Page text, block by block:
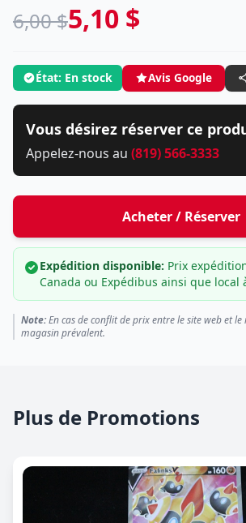
6,00 $5,10 $
État: En stock Avis Google
Vous désirez réserver ce
Appelez-nous au (819) 566-3333
Acheter / Réserver
Expédition disponible: Prix
Canada ou Expédibus ainsi que local
Note:En cas de conflit de prix entre le site web et
magasin prévalent.
Plus de Promotions